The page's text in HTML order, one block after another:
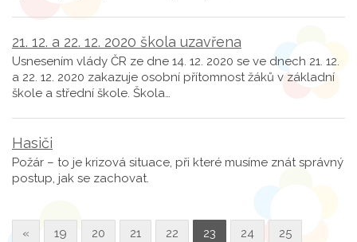
21. 12. a 22. 12. 2020 škola uzavřena
Usnesením vlády ČR ze dne 14. 12. 2020 se ve dnech 21. 12.
a 22. 12. 2020 zakazuje osobní přítomnost žáků v základní
škole a střední škole. Škola…
Hasiči
Požár – to je krizová situace, při které musíme znát správný
postup, jak se zachovat.
« 19 20 21 22 23 24 25